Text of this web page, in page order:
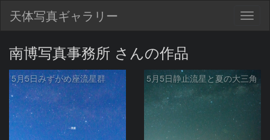
天体写真ギャラリー
南博写真事務所 さんの作品
5月5日みずがめ座流星群 5月5日静止流星と夏の大三角